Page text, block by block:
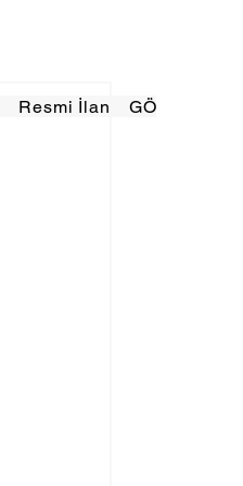
Resmi İlan GÖRÜNÜMTV